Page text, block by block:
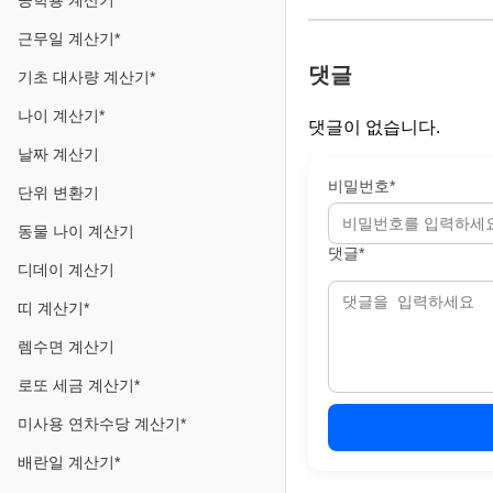
근무일 계산기*
기초 대사량 계산기*
나이 계산기*
날짜 계산기
단위 변환기
동물 나이 계산기
디데이 계산기
띠 계산기*
렘수면 계산기
로또 세금 계산기*
미사용 연차수당 계산기*
배란일 계산기*
댓글
댓글이 없습니다.
비밀번호*
댓글*